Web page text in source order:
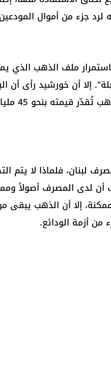
ملف الذهب الذي
إلا أن خورشيد رأى أن
مصرف
لبنان، فلماذا لا يتم
أن لدى المصرف أصولاً
إلا أن الذهب يبقى
أزمة الودائع.